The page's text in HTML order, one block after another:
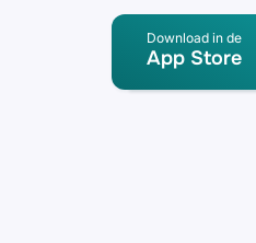
Download in de
App Store